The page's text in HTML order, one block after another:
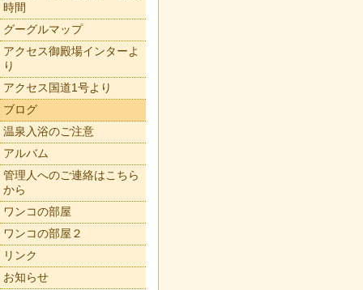
時間
グーグルマップ
アクセス御殿場インターよ
り
アクセス国道1号より
ブログ
温泉入浴のご注意
アルバム
管理人へのご連絡はこちら
から
ワンコの部屋
ワンコの部屋２
リンク
お知らせ